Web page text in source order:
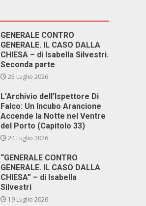
GENERALE CONTRO
GENERALE. IL CASO DALLA
CHIESA – di Isabella Silvestri.
Seconda parte
25 Luglio 2026
L’Archivio dell’Ispettore Di
Falco: Un Incubo Arancione
Accende la Notte nel Ventre
del Porto (Capitolo 33)
24 Luglio 2026
“GENERALE CONTRO
GENERALE. IL CASO DALLA
CHIESA” – di Isabella
Silvestri
19 Luglio 2026